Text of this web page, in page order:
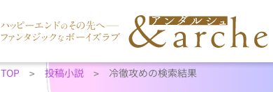
TOP 投稿小説 冷徹攻めの検索結果